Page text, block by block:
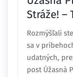
Stráže! –
Rozmýšľali
sa v
udatných,
post Úžasná